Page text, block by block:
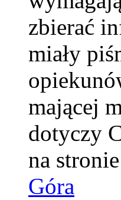
zbierać
miały
mającej
dotyczy
na
Góra